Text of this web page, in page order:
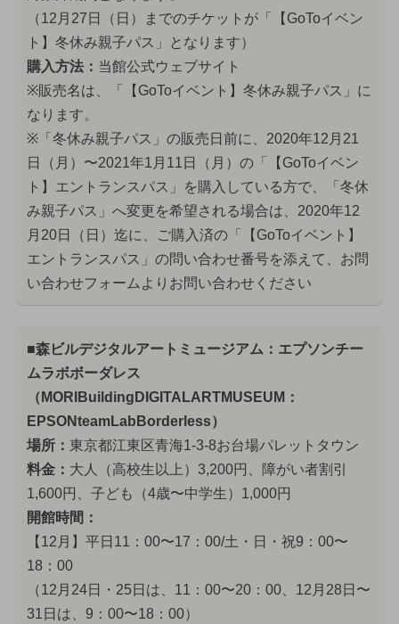
（12月27日（日）までのチケットが「【GoToイベン
ト】冬休み親子パス」となります）
購入方法： 当館公式ウェブサイト
※販売名は、「【GoToイベント】冬休み親子パス」に
なります。
※「冬休み親子パス」の販売日前に、2020年12月21
日（月）〜2021年1月11日（月）の「【GoToイベン
ト】エントランスパス」を購入している方で、「冬休
み親子パス」へ変更を希望される場合は、2020年12
月20日（日）迄に、ご購入済の「【GoToイベント】
エントランスパス」の問い合わせ番号を添えて、お問
い合わせフォームよりお問い合わせください
■森ビルデジタルアートミュージアム：エプソンチー
ムラボボーダレス
（MORIBuildingDIGITALARTMUSEUM：
EPSONteamLabBorderless）
場所： 東京都江東区青海1-3-8お台場パレットタウン
料金： 大人（高校生以上）3,200円、障がい者割引
1,600円、子ども（4歳〜中学生）1,000円
開館時間：
【12月】平日11：00〜17：00/土・日・祝9：00〜
18：00
（12月24日・25日は、11：00〜20：00、12月28日〜
31日は、9：00〜18：00）